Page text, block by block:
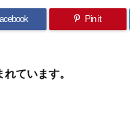
Pin it
ています。